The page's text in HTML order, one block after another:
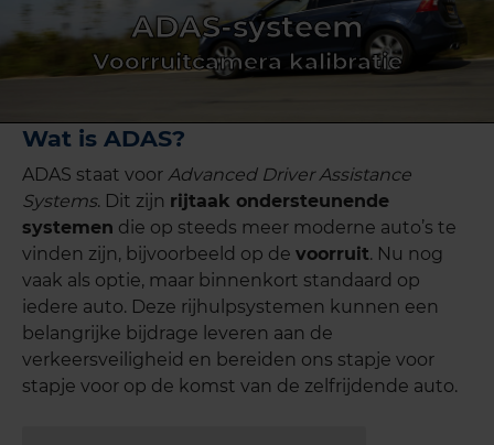
ADAS-systeem
Voorruitcamera kalibratie
Wat is ADAS?
ADAS staat voor Advanced Driver Assistance
Systems. Dit zijn rijtaak ondersteunende
systemen die op steeds meer moderne auto’s te
vinden zijn, bijvoorbeeld op de voorruit. Nu nog
vaak als optie, maar binnenkort standaard op
iedere auto. Deze rijhulpsystemen kunnen een
belangrijke bijdrage leveren aan de
verkeersveiligheid en bereiden ons stapje voor
stapje voor op de komst van de zelfrijdende auto.